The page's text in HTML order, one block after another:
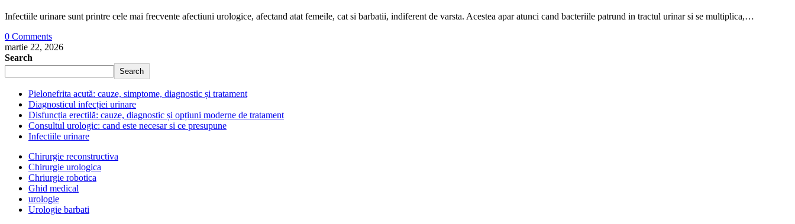
Infectiile urinare sunt printre cele mai frecvente afectiuni urologice, afectand atat femeile, cat si barbatii, indiferent de varsta. Acestea apar atunci cand bacteriile patrund in tractul urinar si se multiplica,…
0 Comments
martie 22, 2026
Search
Search
Pielonefrita acută: cauze, simptome, diagnostic și tratament
Diagnosticul infecției urinare
Disfuncția erectilă: cauze, diagnostic și opțiuni moderne de tratament
Consultul urologic: cand este necesar si ce presupune
Infectiile urinare
Chirurgie reconstructiva
Chirurgie urologica
Chriurgie robotica
Ghid medical
urologie
Urologie barbati